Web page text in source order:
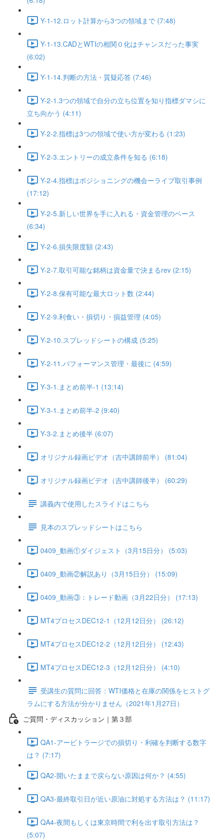
Y-1-12.ロット計算から3つの領域まで (7:48)
Y-1-13.CADとWTIの相関０化はチャンスだった事実
(6:02)
Y-1-14.判断の方法・質疑応答 (7:46)
Y-2-1.3つの領域で自分の立ち位置を知り指標ダマシに
立ち向かう (4:11)
Y-2-2.指標は3つの領域で使い方が変わる (1:23)
Y-2-3.エントリーの成立条件を知る (6:18)
Y-2-4.指標はポジショニングの機会ーライブ取引事例
(17:12)
Y-2-5.新しい世界を手に入れる・資金管理のベース
(6:34)
Y-2-6.損失限度額 (2:43)
Y-2-7.取引可能な銘柄は資金量で決まるrev (2:15)
Y-2-8.保有可能な最大ロット数 (2:44)
Y-2-9.利食い・損切り・損益管理 (4:05)
Y-2-10.スプレッドシートの構成 (5:25)
Y-2-11.パフォーマンス管理・最後に (4:59)
Y-3-1.まとめ前半-1 (13:14)
Y-3-1.まとめ前半-2 (9:40)
Y-3-2.まとめ後半 (6:07)
オリジナル録画ビデオ（吉中講師前半） (81:04)
オリジナル録画ビデオ（吉中講師後半） (60:29)
講義内で使用したスライドはこちら
見本のスプレッドシートはこちら
0409_動画①ダイジェスト（3月15日分） (5:03)
0409_動画②解説あり（3月15日分） (15:09)
0409_動画③：トレード動画（3月22日分） (17:13)
MT4プロセスDEC12-1（12月12日分） (26:12)
MT4プロセスDEC12-2（12月12日分） (12:43)
MT4プロセスDEC12-3（12月12日分） (4:10)
受講生の質問に回答：WTI価格と在庫の関係をヒストグ
ラムにする方法が分かりません（2021年1月27日）
ご質問・ディスカッション｜第３部
QA1-アービトラージでの損切り・利確を判断する数字
は？ (7:17)
QA2-開いたままで戻らない原因は何か？ (4:55)
QA3-最終取引日が近い原油に対処する方法は？ (11:17)
QA4-夜間もしくは東京時間で利を出す取引方法は？
(5:07)